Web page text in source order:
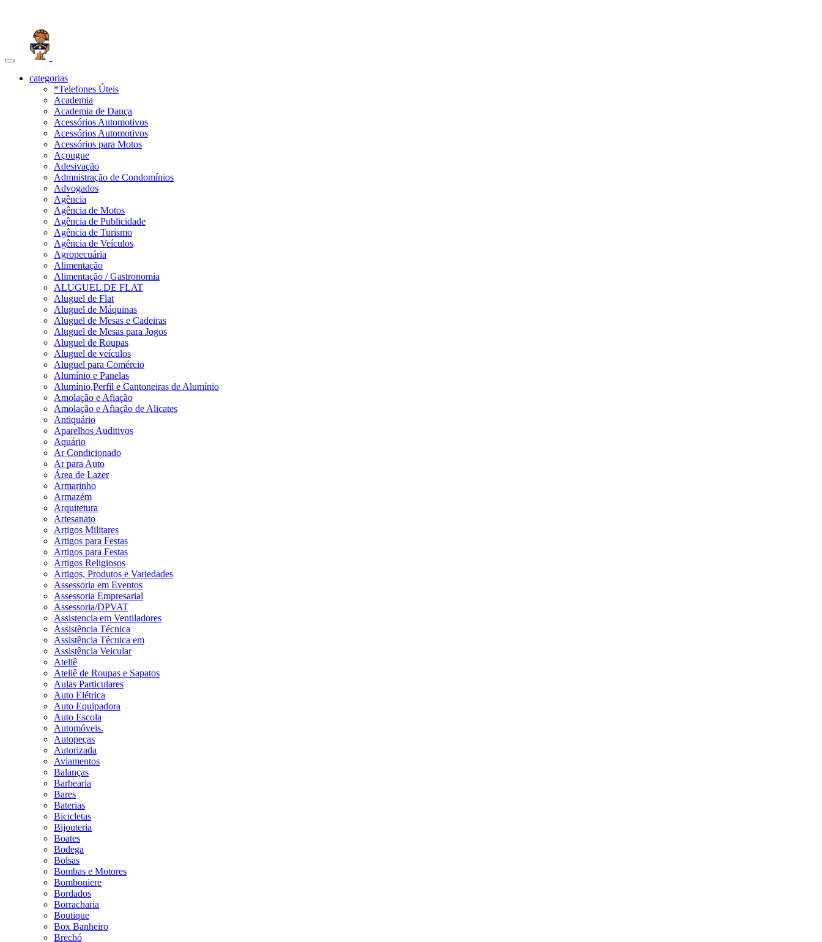
Toggle
navigationcategorias
*Telefones Úteis
Academia
Academia de Dança
Acessórios Automotivos
Acessórios Automotivos
Acessórios para Motos
Açougue
Adesivação
Admnistração de Condomínios
Advogados
Agência
Agência de Motos
Agência de Publicidade
Agência de Turismo
Agência de Veículos
Agropecuária
Alimentação
Alimentação / Gastronomia
ALUGUEL DE FLAT
Aluguel de Flat
Aluguel de Máquinas
Aluguel de Mesas e Cadeiras
Aluguel de Mesas para Jogos
Aluguel de Roupas
Aluguel de veículos
Aluguel para Comércio
Alumínio e Panelas
Alumínio,Perfil e Cantoneiras de Alumínio
Amolação e Afiação
Amolação e Afiação de Alicates
Antiquário
Aparelhos Auditivos
Aquário
Ar Condicionado
Ar para Auto
Área de Lazer
Armarinho
Armazém
Arquitetura
Artesanato
Artigos Militares
Artigos para Festas
Artigos para Festas
Artigos Religiosos
Artigos, Produtos e Variedades
Assessoria em Eventos
Assessoria Empresarial
Assessoria/DPVAT
Assistencia em Ventiladores
Assistência Técnica
Assistência Técnica em
Assistência Veicular
Ateliê
Ateliê de Roupas e Sapatos
Aulas Particulares
Auto Elétrica
Auto Equipadora
Auto Escola
Automóveis.
Autopeças
Autorizada
Aviamentos
Balanças
Barbearia
Bares
Baterias
Bicicletas
Bijouteria
Boates
Bodega
Bolsas
Bombas e Motores
Bomboniere
Bordados
Borracharia
Boutique
Box Banheiro
Brechó